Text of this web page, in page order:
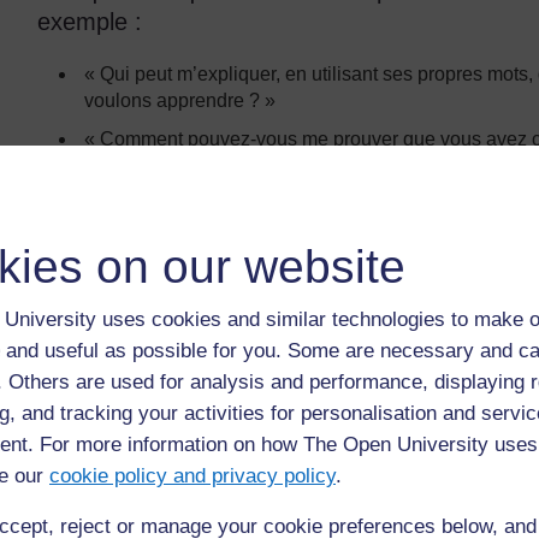
on our website
University uses cookies and similar technologies to make
useful as possible for you. Some are necessary and
Others are used for analysis and performance, displaying
and tracking your activities for personalisation and
For more information on how The Open University
our cookie policy and privacy policy.
reject or manage your cookie preferences below,
exemple :
« Qui peut m’expliquer, en utilisant ses propres
voulons apprendre ? »
« Comment pouvez-vous me prouver que vous avez
Leurs réponses vous permettront de savoir
apprendre avant de commencer. Donnez-leur
signification de vos résultats d’apprentissage.
Ils savent où ils se trouvent actuellement
Pour aider les élèves à s’améliorer, vous et
leurs connaissances. Votre rôle est d’être
votre enquête sur l’état actuel de
et comportements indélicats peuvent nuire à
motivation et à leur enthousiasme.